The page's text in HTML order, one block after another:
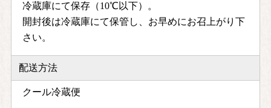
冷蔵庫にて保存（10℃以下）。
開封後は冷蔵庫にて保管し、お早めにお召上がり下
さい。
配送方法
クール冷蔵便